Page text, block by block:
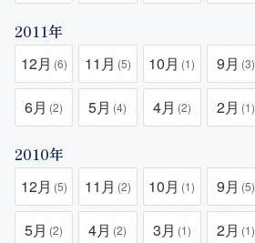
2011年
12月 (6) 11月 (5) 10月 (1) 9月 (3)
6月 (2) 5月 (4) 4月 (2) 2月 (1)
2010年
12月 (5) 11月 (2) 10月 (1) 9月 (5)
5月 (2) 4月 (2) 3月 (1) 2月 (1)